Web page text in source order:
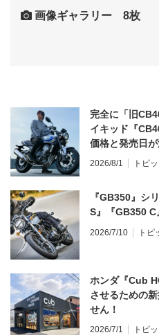
画像ギャラリー 8枚
完全に「旧
イキッド『
価格と発売日が
2026/8/1 トピ
『GB350』シ
S』『GB350 C
2026/7/10 トピ
ホンダ『Cub
させるための
せん！
2026/7/1 トピ